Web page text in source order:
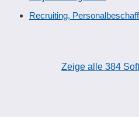
Recruiting,
Zeige alle 384